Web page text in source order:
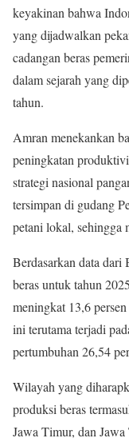
keyakinan bahwa
yang dijadwalkan
cadangan beras
dalam sejarah yang
tahun.
Amran menekankan
peningkatan
strategi nasional
tersimpan di gudang
petani lokal, sehingga
Berdasarkan data dari
beras untuk tahun
meningkat 13,6
ini terutama terjadi
pertumbuhan 26,54
Wilayah yang
produksi beras
Jawa Timur, dan Jawa